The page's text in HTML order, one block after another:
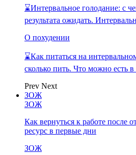
⌛Интервальное голодание: с
результата ожидать.
О похудении
⌛Как питаться на
сколько пить. Что можно есть
Prev Next
ЗОЖ
ЗОЖ
Как вернуться к работе после
ресурс в первые дни
ЗОЖ